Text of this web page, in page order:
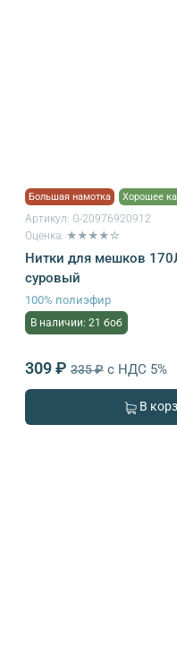
Большая намотка Хорошее
Артикул: G-20976920912
Оценка: ★★★★☆
Нитки для мешков
суровый
100% полиэфир
В наличии: 21 боб
309 ₽ 335 ₽ с НДС 5%
В